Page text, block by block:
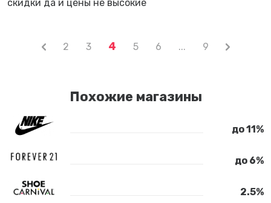
скидки да и цены не высокие
2 3 4 5 6 ... 9
Похожие магазины
до 11%
до 6%
2.5%